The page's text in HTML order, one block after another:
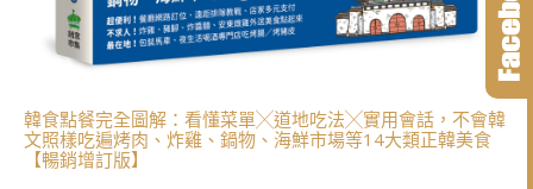
韓食點餐完全圖解：看懂菜單╳道地吃法╳實用會話，不會韓
文照樣吃遍烤肉、炸雞、鍋物、海鮮市場等14大類正韓美食
【暢銷增訂版】